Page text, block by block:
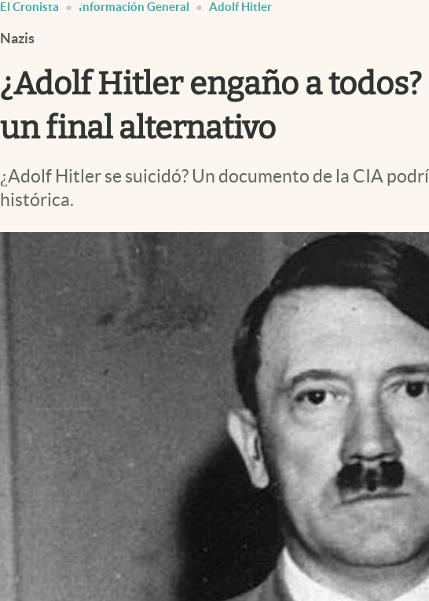
Infotechnology
Clase
Clima
Mundial 2026
Eventos Corporativos
Mediakit
El Cronista Información General Adolf Hitler
Nazis
¿Adolf Hitler engaño a
un final alternativo
¿Adolf Hitler se suicidó? Un documento de la CIA
histórica.